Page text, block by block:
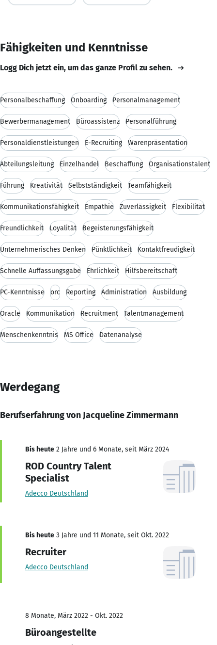
Fähigkeiten und Kenntnisse
Logg Dich jetzt ein, um das ganze Profil zu sehen.
Personalbeschaffung Onboarding Personalmanagement
Bewerbermanagement Büroassistenz Personalführung
Personaldienstleistungen E-Recruiting Warenpräsentation
Abteilungsleitung Einzelhandel Beschaffung Organisationstalent
Führung Kreativität Selbstständigkeit Teamfähigkeit
Kommunikationsfähigkeit Empathie Zuverlässigkeit Flexibilität
Freundlichkeit Loyalität Begeisterungsfähigkeit
Unternehmerisches Denken Pünktlichkeit Kontaktfreudigkeit
Schnelle Auffassungsgabe Ehrlichkeit Hilfsbereitschaft
PC-Kenntnisse orc Reporting Administration Ausbildung
Oracle Kommunikation Recruitment Talentmanagement
Menschenkenntnis MS Office Datenanalyse
Werdegang
Berufserfahrung von Jacqueline Zimmermann
Bis heute 2 Jahre und 6 Monate, seit März 2024
ROD Country Talent
Specialist
Adecco Deutschland
Bis heute 3 Jahre und 11 Monate, seit Okt. 2022
Recruiter
Adecco Deutschland
8 Monate, März 2022 - Okt. 2022
Büroangestellte